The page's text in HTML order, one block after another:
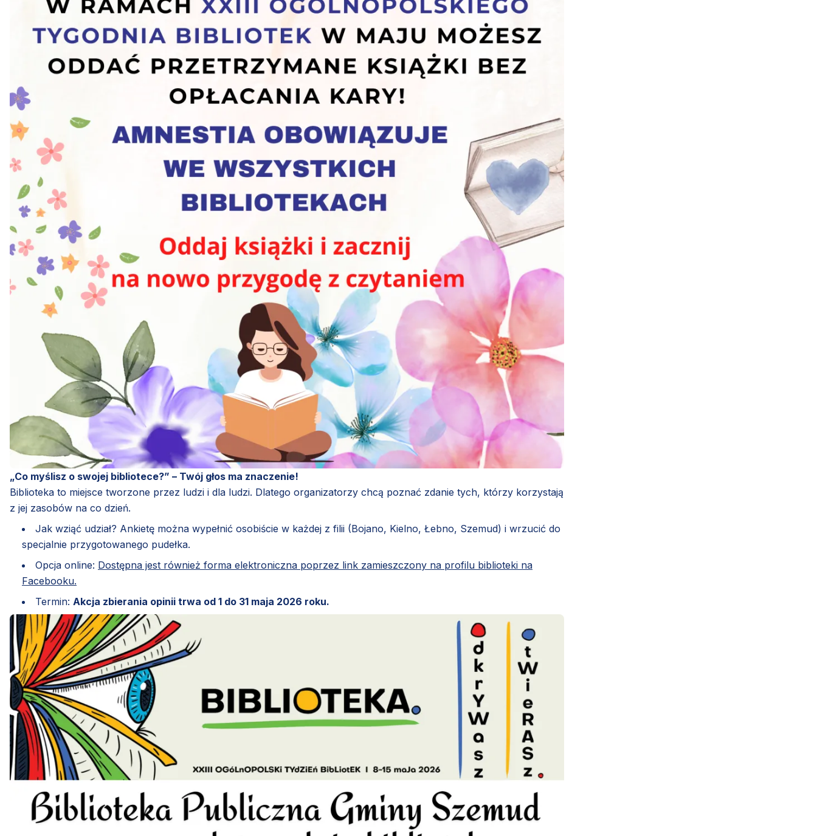
„Co myślisz o swojej bibliotece?” – Twój głos ma znaczenie!
Biblioteka to miejsce tworzone przez ludzi i dla ludzi. Dlatego organizatorzy chcą poznać zdanie tych, którzy korzystają
z jej zasobów na co dzień.
Jak wziąć udział? Ankietę można wypełnić osobiście w każdej z filii (Bojano, Kielno, Łebno, Szemud) i wrzucić do
specjalnie przygotowanego pudełka.
Opcja online: Dostępna jest również forma elektroniczna poprzez link zamieszczony na profilu biblioteki na
Facebooku.
Termin: Akcja zbierania opinii trwa od 1 do 31 maja 2026 roku.